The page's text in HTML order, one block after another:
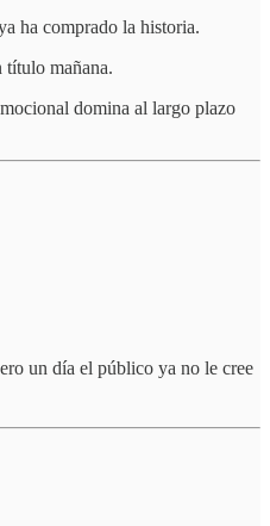
ha comprado la historia.
título mañana.
domina al largo plazo
un día el público ya no le cree